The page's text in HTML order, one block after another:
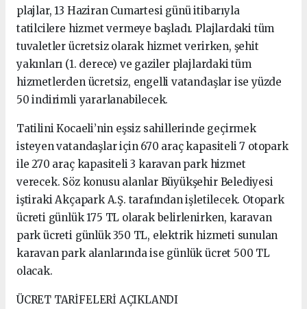
plajlar, 13 Haziran Cumartesi günü itibarıyla
tatilcilere hizmet vermeye başladı. Plajlardaki tüm
tuvaletler ücretsiz olarak hizmet verirken, şehit
yakınları (1. derece) ve gaziler plajlardaki tüm
hizmetlerden ücretsiz, engelli vatandaşlar ise yüzde
50 indirimli yararlanabilecek.
Tatilini Kocaeli’nin eşsiz sahillerinde geçirmek
isteyen vatandaşlar için 670 araç kapasiteli 7 otopark
ile 270 araç kapasiteli 3 karavan park hizmet
verecek. Söz konusu alanlar Büyükşehir Belediyesi
iştiraki Akçapark A.Ş. tarafından işletilecek. Otopark
ücreti günlük 175 TL olarak belirlenirken, karavan
park ücreti günlük 350 TL, elektrik hizmeti sunulan
karavan park alanlarında ise günlük ücret 500 TL
olacak.
ÜCRET TARİFELERİ AÇIKLANDI